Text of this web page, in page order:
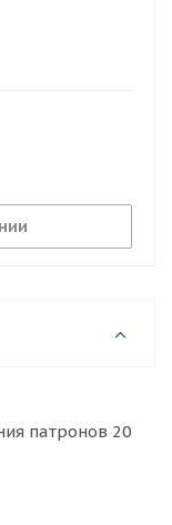
патронов 20